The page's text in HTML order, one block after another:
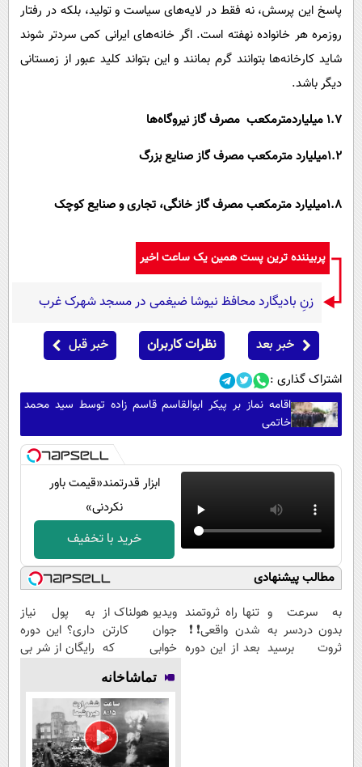
پاسخ این پرسش، نه فقط در لایه‌های سیاست و تولید، بلکه در رفتار
روزمره هر خانواده نهفته است. اگر خانه‌های ایرانی کمی سردتر شوند
شاید کارخانه‌ها بتوانند گرم بمانند و این ‌بتواند کلید عبور از زمستانی
دیگر باشد.
1.7 میلیاردمترمکعب مصرف گاز نیروگاه‌ها
1.2میلیارد مترمکعب مصرف گاز صنایع بزرگ
1.8میلیارد مترمکعب مصرف گاز خانگی، تجاری و صنایع کوچک
پربیننده ترین پست همین یک ساعت اخیر
زنِ بادیگارد محافظ نیوشا ضیغمی در مسجد شهرک غرب
خبر بعد نظرات کاربران خبر قبل
اشتراک گذاری :
اقامه نماز بر پیکر ابوالقاسم قاسم زاده توسط سید محمد
خاتمی
ابزار قدرتمند‌‌«قیمت باور
نکردنی»
خرید با تخفیف
مطالب پیشنهادی
به سرعت و
بدون دردسر به
ثروت برسید
تنها راه ثروتمند
شدن واقعی❗❗
بعد از این دوره
ویدیو هولناک از
جوان کارتن
خوابی که
میلیاردر شد.
آموزش رایگان
به پول نیاز
داری؟ این دوره
رایگان از شر بی
تماشاخانه